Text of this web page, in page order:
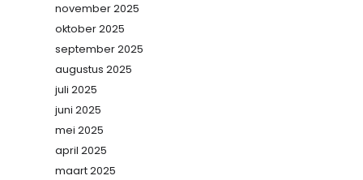
november 2025
oktober 2025
september 2025
augustus 2025
juli 2025
juni 2025
mei 2025
april 2025
maart 2025